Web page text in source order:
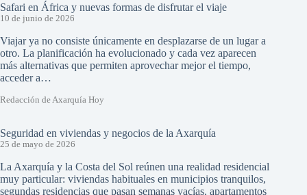
Safari en África y nuevas formas de disfrutar el viaje
10 de junio de 2026
Viajar ya no consiste únicamente en desplazarse de un lugar a
otro. La planificación ha evolucionado y cada vez aparecen
más alternativas que permiten aprovechar mejor el tiempo,
acceder a…
Redacción de Axarquía Hoy
Seguridad en viviendas y negocios de la Axarquía
25 de mayo de 2026
La Axarquía y la Costa del Sol reúnen una realidad residencial
muy particular: viviendas habituales en municipios tranquilos,
segundas residencias que pasan semanas vacías, apartamentos